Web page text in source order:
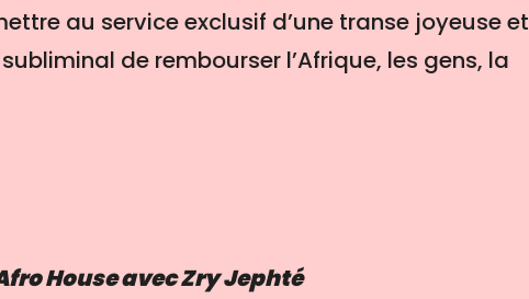
au service exclusif d’une transe joyeuse et
de rembourser l’Afrique, les gens, la
House avec Zry Jephté